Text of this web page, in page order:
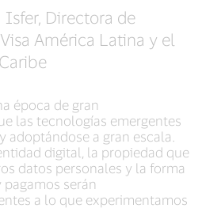
Isfer, Directora de
América Latina y el
Caribe
época de gran
las tecnologías emergentes
adoptándose a gran escala.
digital, la propiedad que
datos personales y la forma
serán
a lo que experimentamos